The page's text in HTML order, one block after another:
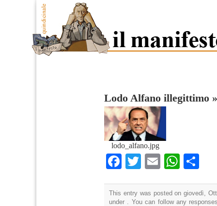
Lodo Alfano illegittimo
lodo_alfano.jpg
Facebook
TwitterEmail
This entry was posted on giovedì,
under . You can follow any